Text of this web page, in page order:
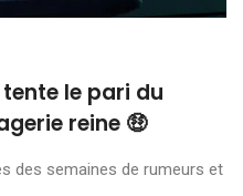
le pari du
reine 🤑
des semaines de rumeurs et